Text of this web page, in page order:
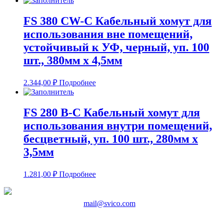
FS 380 CW-C Кабельный хомут для
использования вне помещений,
устойчивый к УФ, черный, уп. 100
шт., 380мм х 4,5мм
2.344,00 ₽ Подробнее
FS 280 B-C Кабельный хомут для
использования внутри помещений,
бесцветный, уп. 100 шт., 280мм х
3,5мм
1.281,00 ₽ Подробнее
mail@svico.com